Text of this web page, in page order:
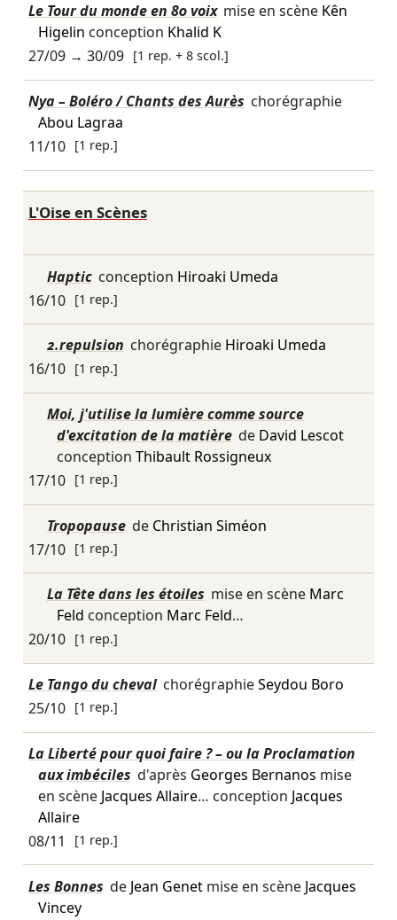
Le Tour du monde en 80 voix mise en scène Kên
Higelin conception Khalid K
27/09→ 30/09 [1 rep. + 8 scol.]
Nya – Boléro / Chants des Aurès chorégraphie
Abou Lagraa
11/10 [1 rep.]
L'Oise en Scènes
Haptic conception Hiroaki Umeda
16/10 [1 rep.]
2.repulsion chorégraphie Hiroaki Umeda
16/10 [1 rep.]
Moi, j'utilise la lumière comme source
d'excitation de la matière de David Lescot
conception Thibault Rossigneux
17/10 [1 rep.]
Tropopause de Christian Siméon
17/10 [1 rep.]
La Tête dans les étoiles mise en scène Marc
Feld conception Marc Feld…
20/10 [1 rep.]
Le Tango du cheval chorégraphieSeydou Boro
25/10 [1 rep.]
La Liberté pour quoi faire ? – ou la Proclamation
aux imbéciles d'après Georges Bernanos mise
en scène Jacques Allaire… conception Jacques
Allaire
08/11
[1 rep.]
Les Bonnes de Jean Genetmise en scène Jacques
Vincey